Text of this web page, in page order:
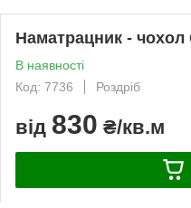
Наматрацник -
В наявності
Код: 7736
Роздріб
від 830 ₴/кв.м